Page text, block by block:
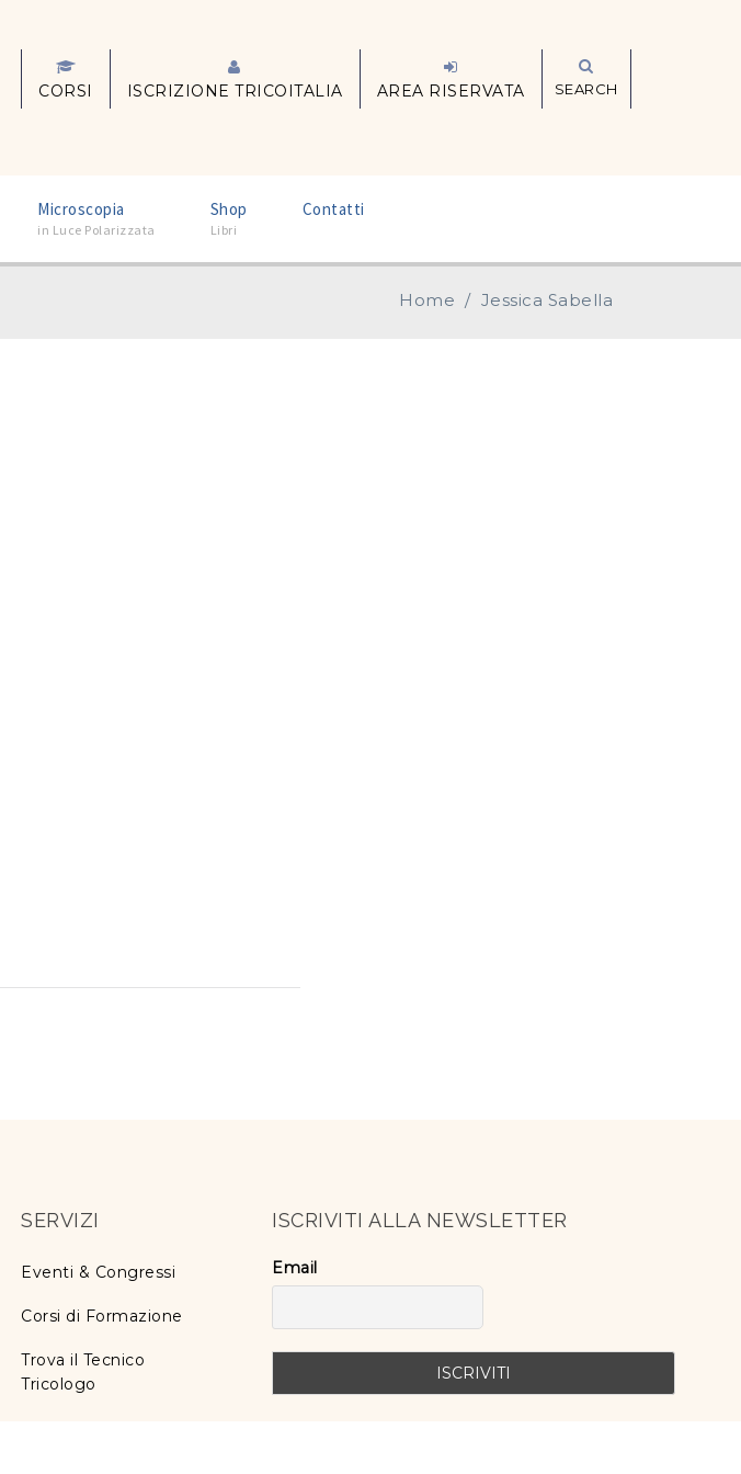
CORSI ISCRIZIONE TRICOITALIA AREA RISERVATA SEARCH
Microscopia
in Luce Polarizzata
Shop
Libri
Contatti
Home / Jessica Sabella
SERVIZI
Eventi & Congressi
Corsi di Formazione
Trova il Tecnico
Tricologo
ISCRIVITI ALLA NEWSLETTER
Email